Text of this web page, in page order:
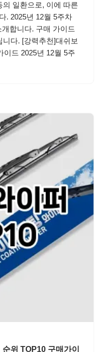
일환으로, 이에 따른
. 2025년 12월 5주차
합니다. 구매 가이드
다. [강력추천]대쉬보
이드 2025년 12월 5주
위 TOP10 구매가이